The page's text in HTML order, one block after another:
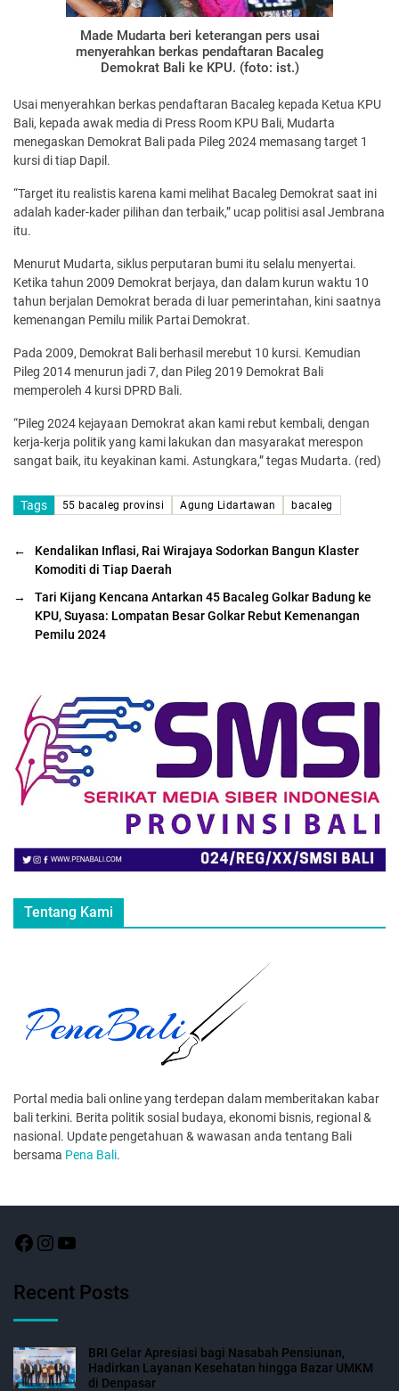
Made Mudarta beri keterangan pers usai
menyerahkan berkas pendaftaran Bacaleg
Demokrat Bali ke KPU. (foto: ist.)
Usai menyerahkan berkas pendaftaran Bacaleg kepada Ketua KPU
Bali, kepada awak media di Press Room KPU Bali, Mudarta
menegaskan Demokrat Bali pada Pileg 2024 memasang target 1
kursi di tiap Dapil.
“Target itu realistis karena kami melihat Bacaleg Demokrat saat ini
adalah kader-kader pilihan dan terbaik,” ucap politisi asal Jembrana
itu.
Menurut Mudarta, siklus perputaran bumi itu selalu menyertai.
Ketika tahun 2009 Demokrat berjaya, dan dalam kurun waktu 10
tahun berjalan Demokrat berada di luar pemerintahan, kini saatnya
kemenangan Pemilu milik Partai Demokrat.
Pada 2009, Demokrat Bali berhasil merebut 10 kursi. Kemudian
Pileg 2014 menurun jadi 7, dan Pileg 2019 Demokrat Bali
memperoleh 4 kursi DPRD Bali.
“Pileg 2024 kejayaan Demokrat akan kami rebut kembali, dengan
kerja-kerja politik yang kami lakukan dan masyarakat merespon
sangat baik, itu keyakinan kami. Astungkara,” tegas Mudarta. (red)
Tags 55 bacaleg provinsi Agung Lidartawan bacaleg
←
Kendalikan Inflasi, Rai Wirajaya Sodorkan Bangun Klaster
Komoditi di Tiap Daerah
→
Tari Kijang Kencana Antarkan 45 Bacaleg Golkar Badung ke
KPU, Suyasa: Lompatan Besar Golkar Rebut Kemenangan
Pemilu 2024
Tentang Kami
Portal media bali online yang terdepan dalam memberitakan kabar
bali terkini. Berita politik sosial budaya, ekonomi bisnis, regional &
nasional. Update pengetahuan & wawasan anda tentang Bali
bersama Pena Bali.
Recent Posts
BRI Gelar Apresiasi bagi Nasabah Pensiunan,
Hadirkan Layanan Kesehatan hingga Bazar UMKM
di Denpasar